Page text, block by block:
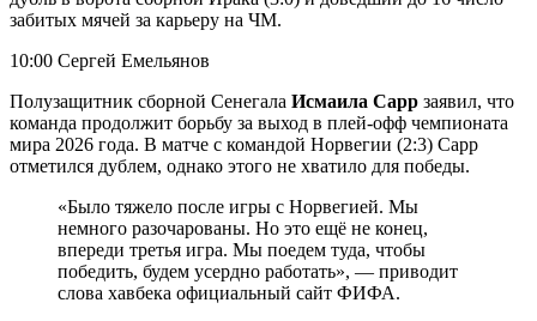
забитых мячей за карьеру на ЧМ.
10:00 Сергей Емельянов
Полузащитник сборной Сенегала Исмаила Сарр заявил, что
команда продолжит борьбу за выход в плей-офф чемпионата
мира 2026 года. В матче с командой Норвегии (2:3) Сарр
отметился дублем, однако этого не хватило для победы.
«Было тяжело после игры с Норвегией. Мы
немного разочарованы. Но это ещё не конец,
впереди третья игра. Мы поедем туда, чтобы
победить, будем усердно работать», — приводит
слова хавбека официальный сайт ФИФА.